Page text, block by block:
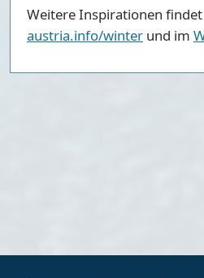
Weitere Inspirationen
austria.info/winter und im